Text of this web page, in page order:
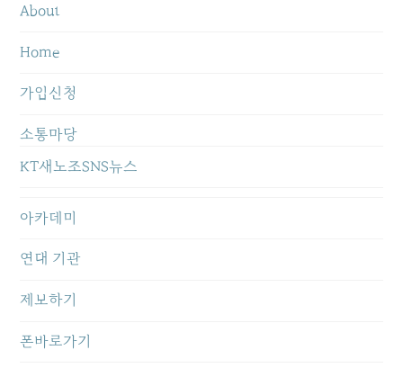
About
Home
가입신청
소통마당
KT새노조SNS뉴스
아카데미
연대 기관
제보하기
폰바로가기